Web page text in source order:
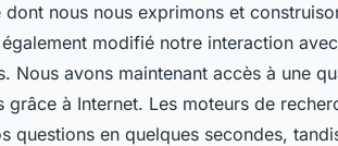
dont nous nous exprimons et
modifié notre interaction
Nous avons maintenant accès à une
à Internet. Les moteurs de
questions en quelques secondes,